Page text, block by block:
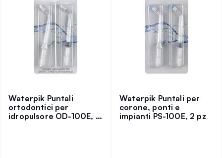
Waterpik Puntali
ortodontici per
idropulsore OD-100E, 2
Waterpik Puntali per
corone, ponti e
impianti PS-100E, 2 pz